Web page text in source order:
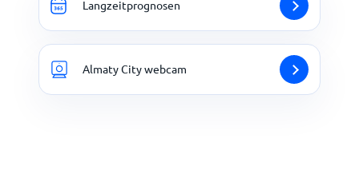
Langzeitprognosen
Almaty City webcam